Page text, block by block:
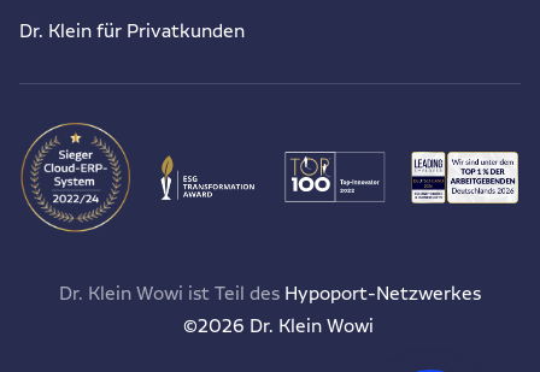
Dr. Klein für Privatkunden
Dr. Klein Wowi ist Teil des Hypoport-Netzwerkes
©2026 Dr. Klein Wowi